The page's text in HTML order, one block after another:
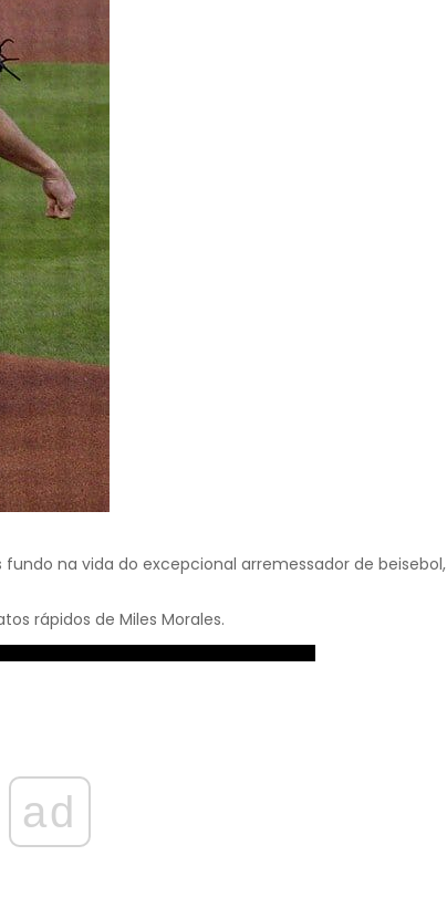
na vida do excepcional arremessador de beisebol,
rápidos de Miles Morales.
ad